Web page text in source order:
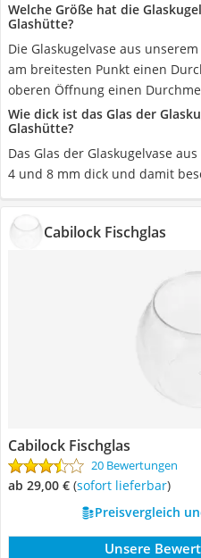
Welche Größe hat die
Glashütte?
Die Glaskugelvase aus
am breitesten Punkt einen
oberen Öffnung einen
Wie dick ist das Glas der
Glashütte?
Das Glas der Glaskugelvase
4 und 8 mm dick und damit
Cabilock Fischglas
Cabilock Fischglas
20 Bewertungen
ab 29,00 € ( Sofort lieferbar)
Preisvergleich
Unsere